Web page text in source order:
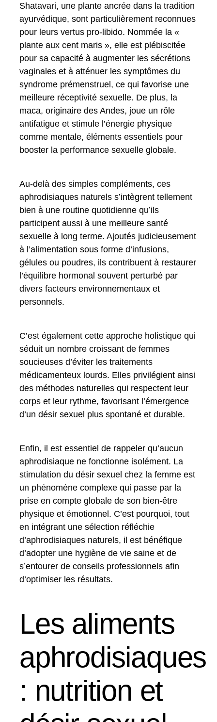
Shatavari, une plante ancrée dans la tradition
ayurvédique, sont particulièrement reconnues
pour leurs vertus pro-libido. Nommée la «
plante aux cent maris », elle est plébiscitée
pour sa capacité à augmenter les sécrétions
vaginales et à atténuer les symptômes du
syndrome prémenstruel, ce qui favorise une
meilleure réceptivité sexuelle. De plus, la
maca, originaire des Andes, joue un rôle
antifatigue et stimule l’énergie physique
comme mentale, éléments essentiels pour
booster la performance sexuelle globale.
Au-delà des simples compléments, ces
aphrodisiaques naturels s’intègrent tellement
bien à une routine quotidienne qu’ils
participent aussi à une meilleure santé
sexuelle à long terme. Ajoutés judicieusement
à l’alimentation sous forme d’infusions,
gélules ou poudres, ils contribuent à restaurer
l’équilibre hormonal souvent perturbé par
divers facteurs environnementaux et
personnels.
C’est également cette approche holistique qui
séduit un nombre croissant de femmes
soucieuses d’éviter les traitements
médicamenteux lourds. Elles privilégient ainsi
des méthodes naturelles qui respectent leur
corps et leur rythme, favorisant l’émergence
d’un désir sexuel plus spontané et durable.
Enfin, il est essentiel de rappeler qu’aucun
aphrodisiaque ne fonctionne isolément. La
stimulation du désir sexuel chez la femme est
un phénomène complexe qui passe par la
prise en compte globale de son bien-être
physique et émotionnel. C’est pourquoi, tout
en intégrant une sélection réfléchie
d’aphrodisiaques naturels, il est bénéfique
d’adopter une hygiène de vie saine et de
s’entourer de conseils professionnels afin
d’optimiser les résultats.
Les aliments
aphrodisiaques
: nutrition et